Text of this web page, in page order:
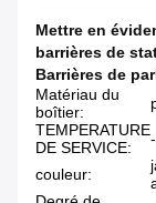
Mettre en
barrières de
Barrières de
Matériau du
boîtier:
TEMPERATURE
DE SERVICE:
couleur: